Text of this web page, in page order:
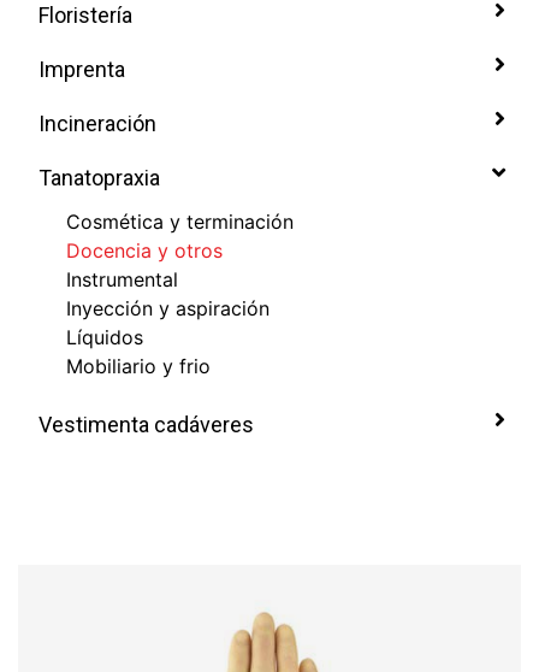
Floristería
Imprenta
Incineración
Tanatopraxia
Cosmética y terminación
Docencia y otros
Instrumental
Inyección y aspiración
Líquidos
Mobiliario y frio
Vestimenta cadáveres